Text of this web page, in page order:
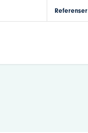
Referenser